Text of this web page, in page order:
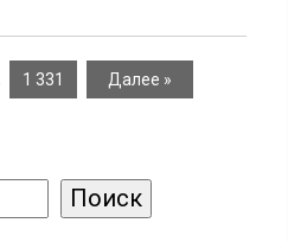
1 331 Далее »
Поиск